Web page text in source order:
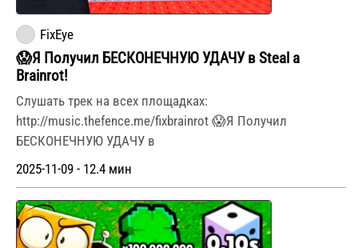
FixEye
😱Я Получил БЕСКОНЕЧНУЮ УДАЧУ в Steal a
Brainrot!
Слушать трек на всех площадках:
http://music.thefence.me/fixbrainrot 😱Я Получил
БЕСКОНЕЧНУЮ УДАЧУ в
2025-11-09 - 12.4 мин